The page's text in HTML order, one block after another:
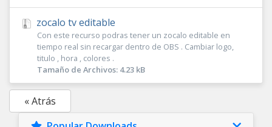
zocalo tv editable
Con este recurso podras tener un zocalo editable en
tiempo real sin recargar dentro de OBS . Cambiar logo,
titulo , hora , colores .
Tamaño de Archivos: 4.23 kB
« Atrás